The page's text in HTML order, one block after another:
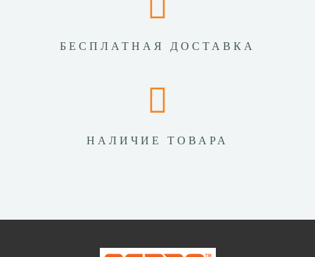
БЕСПЛАТНАЯ ДОСТАВКА
НАЛИЧИЕ ТОВАРА